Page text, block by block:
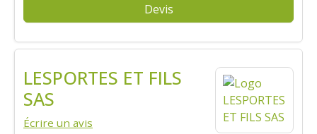
Devis
LESPORTES ET FILS
SAS
Écrire un avis